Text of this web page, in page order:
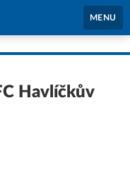
MENU
Havlíčkův